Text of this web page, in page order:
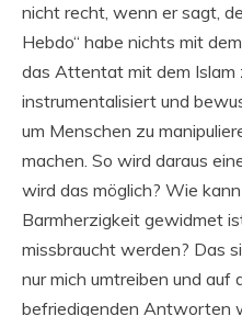
nicht recht, wenn er sagt,
Hebdo“ habe nichts mit
das Attentat mit dem Islam
instrumentalisiert und
um Menschen zu
machen. So wird daraus
wird das möglich? Wie
Barmherzigkeit gewidmet
missbraucht werden? Das
nur mich umtreiben und auf
befriedigenden Antworten